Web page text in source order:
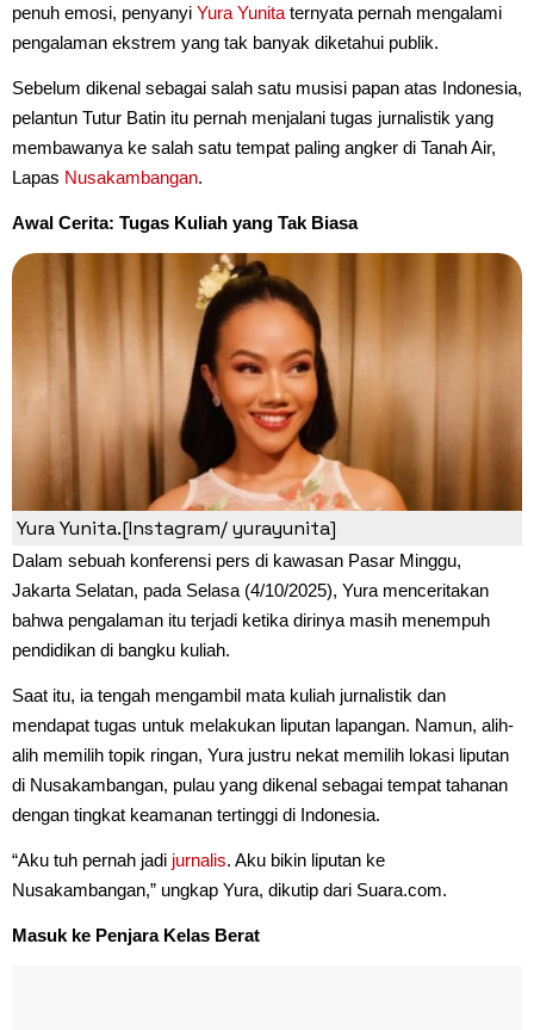
penuh emosi, penyanyi Yura Yunita ternyata pernah mengalami
pengalaman ekstrem yang tak banyak diketahui publik.
Sebelum dikenal sebagai salah satu musisi papan atas Indonesia,
pelantun Tutur Batin itu pernah menjalani tugas jurnalistik yang
membawanya ke salah satu tempat paling angker di Tanah Air,
Lapas Nusakambangan.
Awal Cerita: Tugas Kuliah yang Tak Biasa
Yura Yunita.[Instagram/ yurayunita]
Dalam sebuah konferensi pers di kawasan Pasar Minggu,
Jakarta Selatan, pada Selasa (4/10/2025), Yura menceritakan
bahwa pengalaman itu terjadi ketika dirinya masih menempuh
pendidikan di bangku kuliah.
Saat itu, ia tengah mengambil mata kuliah jurnalistik dan
mendapat tugas untuk melakukan liputan lapangan. Namun, alih-
alih memilih topik ringan, Yura justru nekat memilih lokasi liputan
di Nusakambangan, pulau yang dikenal sebagai tempat tahanan
dengan tingkat keamanan tertinggi di Indonesia.
“Aku tuh pernah jadi jurnalis. Aku bikin liputan ke
Nusakambangan,” ungkap Yura, dikutip dari Suara.com.
Masuk ke Penjara Kelas Berat